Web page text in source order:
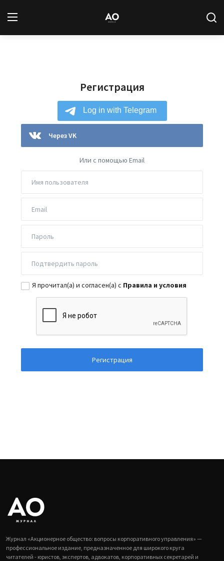
Авторы
База знаний
Подписка
Регистрация
Через VK
Или с помощью Email
Я прочитал(а) и согласен(а) с Правила и условия
Регистрация
Журнал «Акционерное общество: вопросы корпоративного управления» —
профессиональное издание, предназначенное для широкого круга
читателей - юристов, экспертов, адвокатов, корпоративных секретарей и